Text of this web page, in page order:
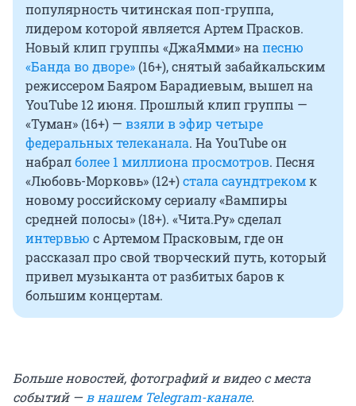
популярность читинская поп-группа,
лидером которой является Артем Прасков.
Новый клип группы «ДжаЯмми» напесню
«Банда во дворе» (16+), снятый забайкальским
режиссером Баяром Барадиевым, вышел на
YouTube 12 июня. Прошлый клип группы —
«Туман» (16+) — взяли в эфир четыре
федеральных телеканала. На YouTube он
набралболее 1 миллиона просмотров. Песня
«Любовь-Морковь» (12+)стала саундтрекомк
новому российскому сериалу «Вампиры
средней полосы» (18+). «Чита.Ру» сделал
интервью с Артемом Прасковым, где он
рассказал про свой творческий путь, который
привел музыканта от разбитых баров к
большим концертам.
Больше новостей, фотографий и видео с места
событий —в нашем Telegram-канале.